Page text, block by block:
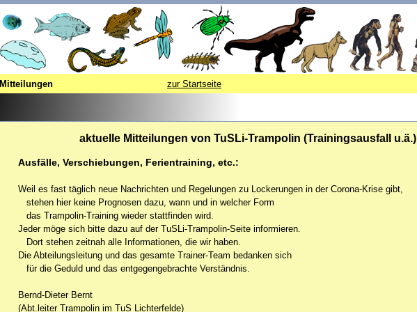
aktuelle Mitteilungen von TuSLi-Trampolin (Trainingsausfall u.ä.)
Ausfälle, Verschiebungen, Ferientraining, etc.:
Weil es fast täglich neue Nachrichten und Regelungen zu Lockerungen in der Corona-Krise gibt,
stehen hier keine Prognosen dazu, wann und in welcher Form
das Trampolin-Training wieder stattfinden wird.
Jeder möge sich bitte dazu auf der TuSLi-Trampolin-Seite informieren.
Dort stehen zeitnah alle Informationen, die wir haben.
Die Abteilungsleitung und das gesamte Trainer-Team bedanken sich
für die Geduld und das entgegengebrachte Verständnis.
Bernd-Dieter Bernt
(Abt.leiter Trampolin im TuS Lichterfelde)
Mitteilungen zur Startseite